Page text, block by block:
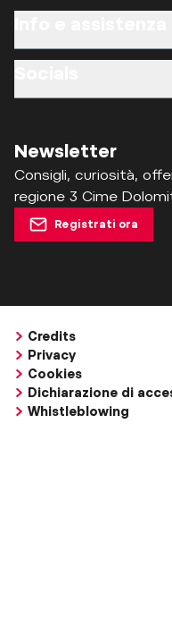
Newsletter
Consigli, curiosità,
regione 3 Cime
Registrati ora
Credits
Privacy
Cookies
Dichiarazione di
Whistleblowing